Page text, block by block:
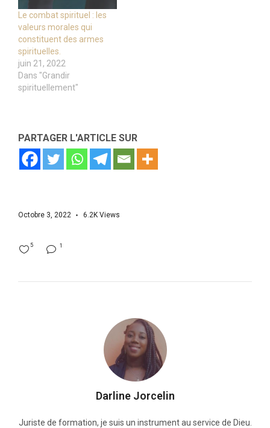
Le combat spirituel : les
valeurs morales qui
constituent des armes
spirituelles.
juin 21, 2022
Dans "Grandir
spirituellement"
PARTAGER L'ARTICLE SUR
Octobre 3, 2022 6.2K Views
1
5
Darline Jorcelin
Juriste de formation, je suis un instrument au service de Dieu.